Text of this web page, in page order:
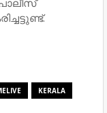
KERALA